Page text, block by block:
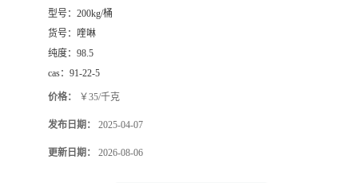
型号： 200kg/桶
货号： 喹啉
纯度： 98.5
cas： 91-22-5
价格： ￥35/千克
发布日期： 2025-04-07
更新日期： 2026-08-06